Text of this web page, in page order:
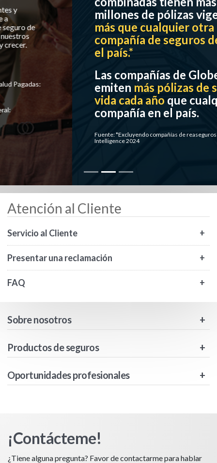
millones de pólizas vigentes:
más que cualquier otra
compañía de seguros de vida en
el país.*
Las compañías de Globe Life
emiten
más pólizas de seguro de
que cualquier otra
compañía en el país.
Fuente: *Excluyendo compañías de reaseguros I S&P Global Market
Atención al Cliente
Servicio al Cliente
Presentar una reclamación
FAQ
Sobre nosotros
Productos de seguros
Oportunidades profesionales
¡Contácteme!
¿Tiene alguna pregunta? Favor de contactarme para hablar